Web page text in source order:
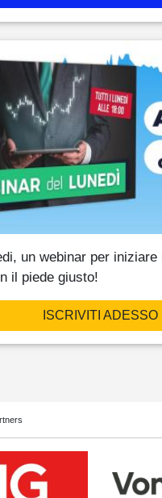
un webinar per iniziare
il piede giusto!
ISCRIVITI ADESSO